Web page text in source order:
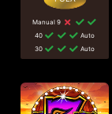
Manual 9
40
Auto
30
Auto